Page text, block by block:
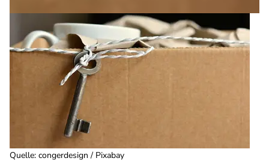
Quelle: congerdesign / Pixabay